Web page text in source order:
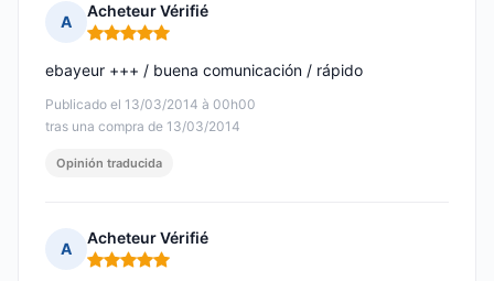
A
Acheteur Vérifié
Nota: 5 de 5
Publicado el 13/03/2014 à 00h00
tras una compra de 13/03/2014
ebayeur +++ / buena comunicación / rápido
Opinión traducida
A
Acheteur Vérifié
Nota: 5 de 5